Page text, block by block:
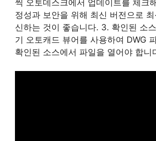
씩 오토데스크에서 업데이트를 체크
정성과 보안을 위해 최신 버전으로
신하는 것이 좋습니다. 3. 확인된 소
기 오토캐드 뷰어를 사용하여 DWG
확인된 소스에서 파일을 열어야 합니